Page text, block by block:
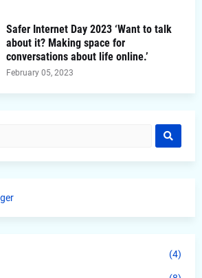
Safer Internet Day 2023 ‘Want to talk
about it? Making space for
conversations about life online.’
February 05, 2023
(4)